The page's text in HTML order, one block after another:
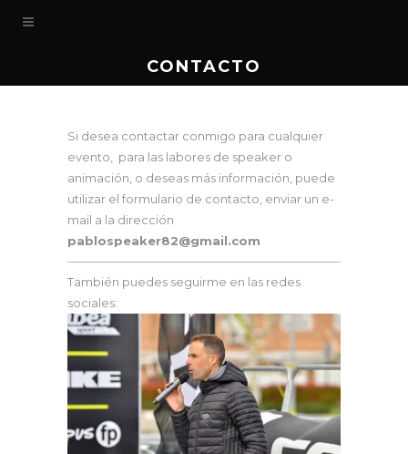
CONTACTO
Si desea contactar conmigo para cualquier
evento, para las labores de speaker o
animación, o deseas más información, puede
utilizar el formulario de contacto, enviar un e-
mail a la dirección
pablospeaker82@gmail.com
También puedes seguirme en las redes
sociales: